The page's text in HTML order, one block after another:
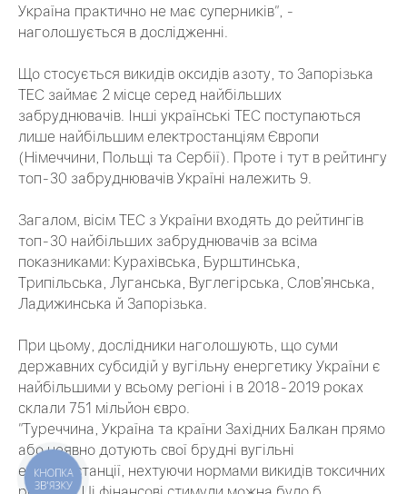
Україна практично не має суперників", -
наголошується в дослідженні.
Що стосується викидів оксидів азоту, то Запорізька
ТЕС займає 2 місце серед найбільших
забруднювачів. Інші українські ТЕС поступаються
лише найбільшим електростанціям Європи
(Німеччини, Польщі та Сербії). Проте і тут в рейтингу
топ-30 забруднювачів Україні належить 9.
Загалом, вісім ТЕС з України входять до рейтингів
топ-30 найбільших забруднювачів за всіма
показниками: Курахівська, Бурштинська,
Трипільська, Луганська, Вуглегірська, Слов’янська,
Ладижинська й Запорізька.
При цьому, дослідники наголошують, що суми
державних субсидій у вугільну енергетику України є
найбільшими у всьому регіоні і в 2018-2019 роках
склали 751 мільйон євро.
"Туреччина, Україна та країни Західних Балкан прямо
або неявно дотують свої брудні вугільні
електростанції, нехтуючи нормами викидів токсичних
КНОПКА
ЗВ'ЯЗКУ